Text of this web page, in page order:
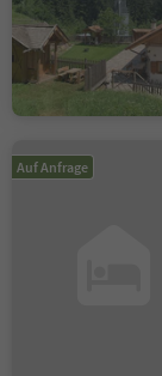
Auf Anfrage